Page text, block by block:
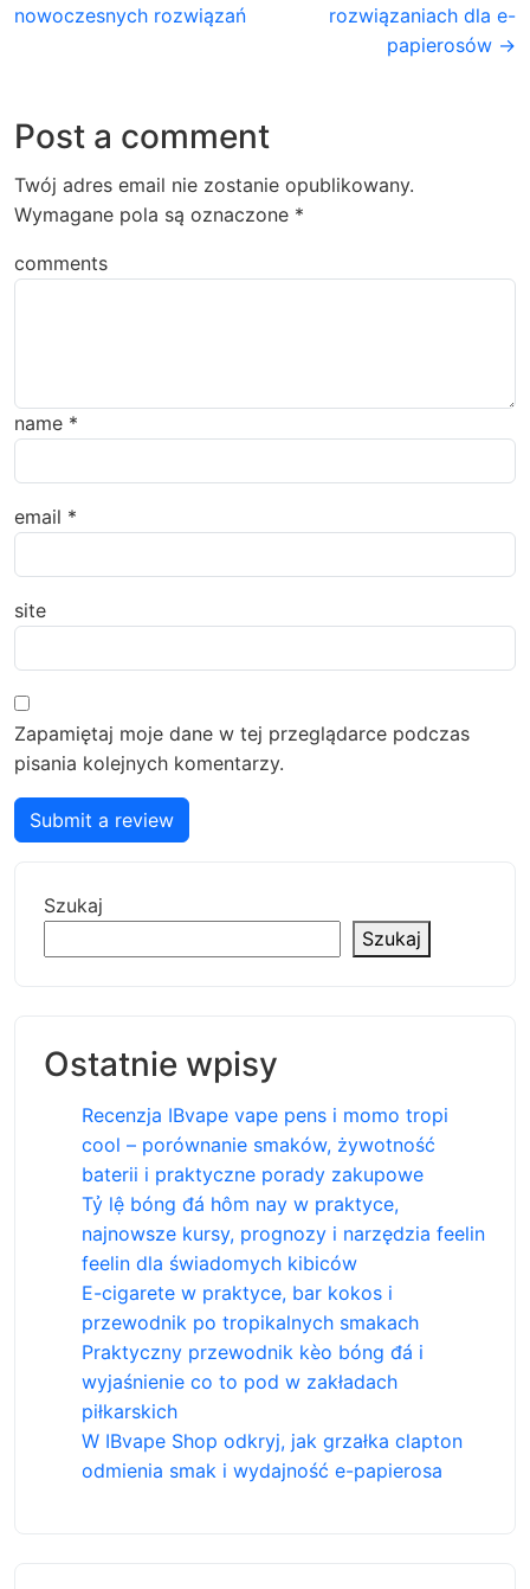
nowoczesnych rozwiązań
rozwiązaniach dla e-
papierosów →
Post a comment
Twój adres email nie zostanie opublikowany.
Wymagane pola są oznaczone *
comments
name *
email *
site
Zapamiętaj moje dane w tej przeglądarce podczas
pisania kolejnych komentarzy.
Submit a review
Szukaj
Szukaj
Ostatnie wpisy
Recenzja IBvape vape pens i momo tropi
cool – porównanie smaków, żywotność
baterii i praktyczne porady zakupowe
Tỷ lệ bóng đá hôm nay w praktyce,
najnowsze kursy, prognozy i narzędzia feelin
feelin dla świadomych kibiców
E-cigarete w praktyce, bar kokos i
przewodnik po tropikalnych smakach
Praktyczny przewodnik kèo bóng đá i
wyjaśnienie co to pod w zakładach
piłkarskich
W IBvape Shop odkryj, jak grzałka clapton
odmienia smak i wydajność e-papierosa